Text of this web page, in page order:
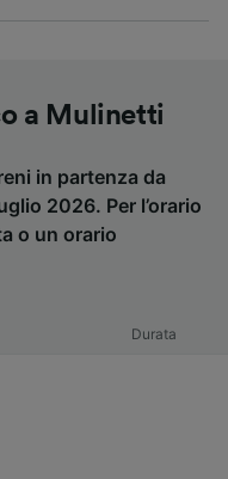
a Mulinetti
in partenza da
2026. Per l’orario
o un orario
Durata